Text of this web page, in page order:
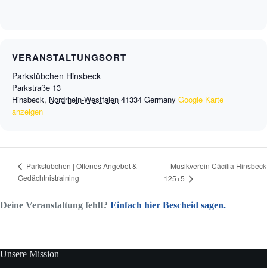
VERANSTALTUNGSORT
Parkstübchen Hinsbeck
Parkstraße 13
Hinsbeck, Nordrhein-Westfalen 41334 Germany Google Karte
anzeigen
Parkstübchen | Offenes Angebot &
Gedächtnistraining
Musikverein Cäcilia Hinsbeck
125+5
Deine Veranstaltung fehlt? Einfach hier Bescheid sagen.
Unsere Mission